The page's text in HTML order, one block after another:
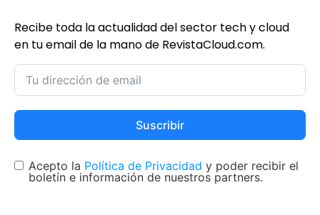
Recibe toda la actualidad del sector tech y cloud
en tu email de la mano de RevistaCloud.com.
Suscribir
Acepto la Política de Privacidad y poder recibir el
boletín e información de nuestros partners.